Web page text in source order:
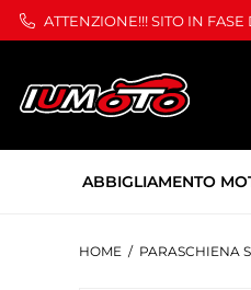
ATTENZIONE!!! SITO IN
ABBIGLIAMENTO
HOME / PARASCHIENA